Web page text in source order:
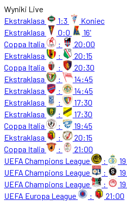
Wyniki Live
Ekstraklasa
1:3
Koniec
Ekstraklasa
0:0
16'
Coppa Italia
:
20:00
Ekstraklasa
:
20:15
Coppa Italia
:
20:30
Ekstraklasa
:
14:45
Ekstraklasa
:
14:45
Ekstraklasa
:
17:30
Ekstraklasa
:
17:30
Coppa Italia
:
19:45
Ekstraklasa
:
20:15
Coppa Italia
:
21:00
UEFA Champions League
:
UEFA Champions League
:
UEFA Champions League
:
UEFA Europa League
:
21:00